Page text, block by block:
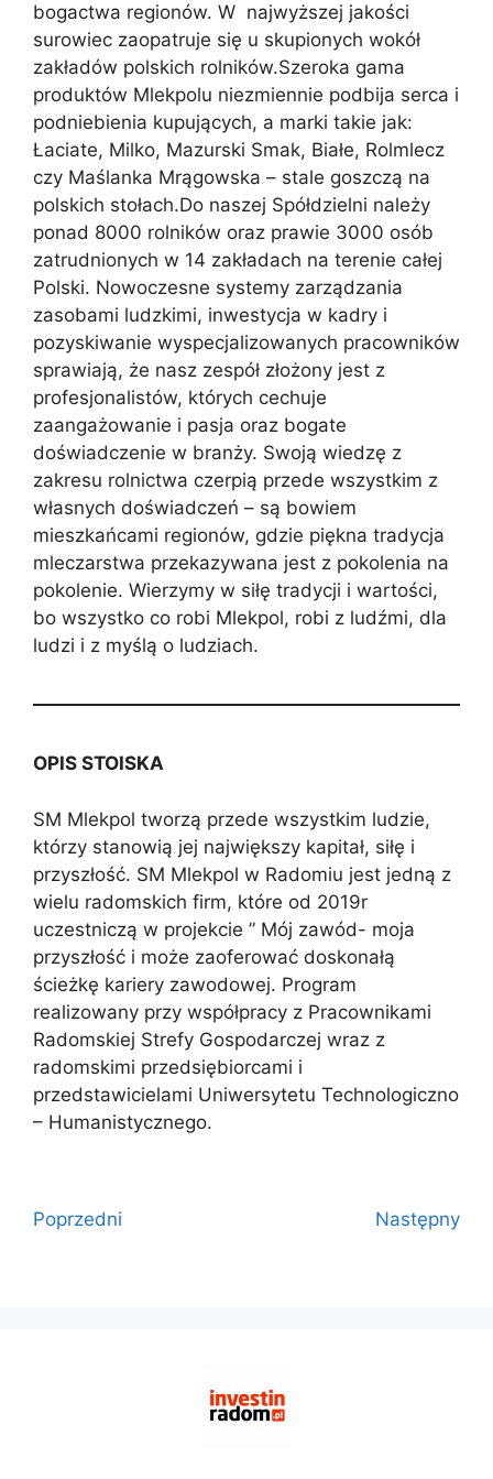
bogactwa regionów. W najwyższej jakości
surowiec zaopatruje się u skupionych wokół
zakładów polskich rolników.Szeroka gama
produktów Mlekpolu niezmiennie podbija serca i
podniebienia kupujących, a marki takie jak:
Łaciate, Milko, Mazurski Smak, Białe, Rolmlecz
czy Maślanka Mrągowska – stale goszczą na
polskich stołach.Do naszej Spółdzielni należy
ponad 8000 rolników oraz prawie 3000 osób
zatrudnionych w 14 zakładach na terenie całej
Polski. Nowoczesne systemy zarządzania
zasobami ludzkimi, inwestycja w kadry i
pozyskiwanie wyspecjalizowanych pracowników
sprawiają, że nasz zespół złożony jest z
profesjonalistów, których cechuje
zaangażowanie i pasja oraz bogate
doświadczenie w branży. Swoją wiedzę z
zakresu rolnictwa czerpią przede wszystkim z
własnych doświadczeń – są bowiem
mieszkańcami regionów, gdzie piękna tradycja
mleczarstwa przekazywana jest z pokolenia na
pokolenie. Wierzymy w siłę tradycji i wartości,
bo wszystko co robi Mlekpol, robi z ludźmi, dla
ludzi i z myślą o ludziach.
OPIS STOISKA
SM Mlekpol tworzą przede wszystkim ludzie,
którzy stanowią jej największy kapitał, siłę i
przyszłość. SM Mlekpol w Radomiu jest jedną z
wielu radomskich firm, które od 2019r
uczestniczą w projekcie ” Mój zawód- moja
przyszłość i może zaoferować doskonałą
ścieżkę kariery zawodowej. Program
realizowany przy współpracy z Pracownikami
Radomskiej Strefy Gospodarczej wraz z
radomskimi przedsiębiorcami i
przedstawicielami Uniwersytetu Technologiczno
– Humanistycznego.
Poprzedni Następny